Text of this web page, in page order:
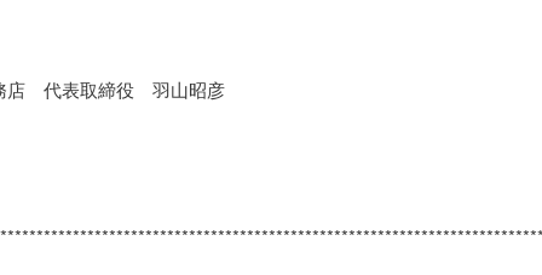
店 代表取締役 羽山昭彦
***********